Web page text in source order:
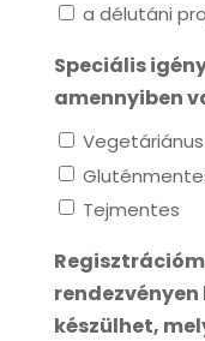
a délutáni
Speciális
amennyiben
Vegetáriánus
Tejmentes
készülhet,